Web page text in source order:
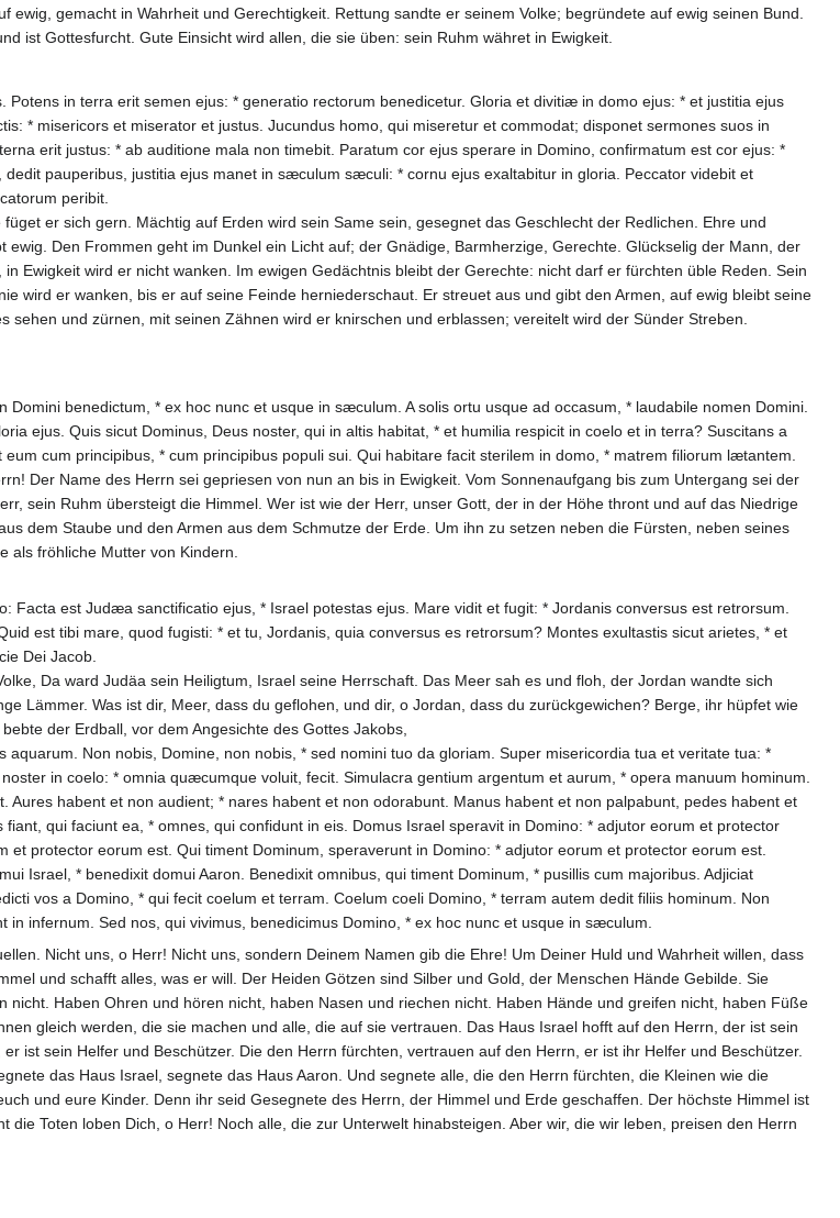
ewig, gemacht in Wahrheit und Gerechtigkeit. Rettung sandte er seinem Volke; begründete auf ewig seinen Bund.
ist Gottesfurcht. Gute Einsicht wird allen, die sie üben: sein Ruhm währet in Ewigkeit.
Potens in terra erit semen ejus: * generatio rectorum benedicetur. Gloria et divitiæ in domo ejus: * et justitia ejus
* misericors et miserator et justus. Jucundus homo, qui miseretur et commodat; disponet sermones suos in
erit justus: * ab auditione mala non timebit. Paratum cor ejus sperare in Domino, confirmatum est cor ejus: *
pauperibus, justitia ejus manet in sæculum sæculi: * cornu ejus exaltabitur in gloria. Peccator videbit et
peribit.
er sich gern. Mächtig auf Erden wird sein Same sein, gesegnet das Geschlecht der Redlichen. Ehre und
Den Frommen geht im Dunkel ein Licht auf; der Gnädige, Barmherzige, Gerechte. Glückselig der Mann, der
Ewigkeit wird er nicht wanken. Im ewigen Gedächtnis bleibt der Gerechte: nicht darf er fürchten üble Reden. Sein
wird er wanken, bis er auf seine Feinde herniederschaut. Er streuet aus und gibt den Armen, auf ewig bleibt seine
sehen und zürnen, mit seinen Zähnen wird er knirschen und erblassen; vereitelt wird der Sünder Streben.
benedictum, * ex hoc nunc et usque in sæculum. A solis ortu usque ad occasum, * laudabile nomen Domini.
ejus. Quis sicut Dominus, Deus noster, qui in altis habitat, * et humilia respicit in coelo et in terra? Suscitans a
cum principibus, * cum principibus populi sui. Qui habitare facit sterilem in domo, * matrem filiorum lætantem.
Der Name des Herrn sei gepriesen von nun an bis in Ewigkeit. Vom Sonnenaufgang bis zum Untergang sei der
sein Ruhm übersteigt die Himmel. Wer ist wie der Herr, unser Gott, der in der Höhe thront und auf das Niedrige
dem Staube und den Armen aus dem Schmutze der Erde. Um ihn zu setzen neben die Fürsten, neben seines
als fröhliche Mutter von Kindern.
Facta est Judæa sanctificatio ejus, * Israel potestas ejus. Mare vidit et fugit: * Jordanis conversus est retrorsum.
est tibi mare, quod fugisti: * et tu, Jordanis, quia conversus es retrorsum? Montes exultastis sicut arietes, * et
Dei Jacob.
Da ward Judäa sein Heiligtum, Israel seine Herrschaft. Das Meer sah es und floh, der Jordan wandte sich
Lämmer. Was ist dir, Meer, dass du geflohen, und dir, o Jordan, dass du zurückgewichen? Berge, ihr hüpfet wie
der Erdball, vor dem Angesichte des Gottes Jakobs,
Non nobis, Domine, non nobis, * sed nomini tuo da gloriam. Super misericordia tua et veritate tua: *
in coelo: * omnia quæcumque voluit, fecit. Simulacra gentium argentum et aurum, * opera manuum hominum.
Aures habent et non audient; * nares habent et non odorabunt. Manus habent et non palpabunt, pedes habent et
qui faciunt ea, * omnes, qui confidunt in eis. Domus Israel speravit in Domino: * adjutor eorum et protector
et protector eorum est. Qui timent Dominum, speraverunt in Domino: * adjutor eorum et protector eorum est.
Israel, * benedixit domui Aaron. Benedixit omnibus, qui timent Dominum, * pusillis cum majoribus. Adjiciat
vos a Domino, * qui fecit coelum et terram. Coelum coeli Domino, * terram autem dedit filiis hominum. Non
infernum. Sed nos, qui vivimus, benedicimus Domino, * ex hoc nunc et usque in sæculum.
Nicht uns, o Herr! Nicht uns, sondern Deinem Namen gib die Ehre! Um Deiner Huld und Wahrheit willen, dass
und schafft alles, was er will. Der Heiden Götzen sind Silber und Gold, der Menschen Hände Gebilde. Sie
nicht. Haben Ohren und hören nicht, haben Nasen und riechen nicht. Haben Hände und greifen nicht, haben Füße
gleich werden, die sie machen und alle, die auf sie vertrauen. Das Haus Israel hofft auf den Herrn, der ist sein
ist sein Helfer und Beschützer. Die den Herrn fürchten, vertrauen auf den Herrn, er ist ihr Helfer und Beschützer.
das Haus Israel, segnete das Haus Aaron. Und segnete alle, die den Herrn fürchten, die Kleinen wie die
und eure Kinder. Denn ihr seid Gesegnete des Herrn, der Himmel und Erde geschaffen. Der höchste Himmel ist
Toten loben Dich, o Herr! Noch alle, die zur Unterwelt hinabsteigen. Aber wir, die wir leben, preisen den Herrn